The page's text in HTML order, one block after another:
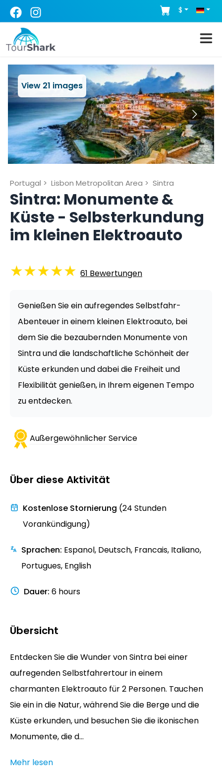
$
View 21 images
Portugal > Lisbon Metropolitan Area > Sintra
Sintra: Monumente &
Küste - Selbsterkundung
im kleinen Elektroauto
★★★★★ 61 Bewertungen
Genießen Sie ein aufregendes Selbstfahr-
Abenteuer in einem kleinen Elektroauto, bei
dem Sie die bezaubernden Monumente von
Sintra und die landschaftliche Schönheit der
Küste erkunden und dabei die Freiheit und
Flexibilität genießen, in Ihrem eigenen Tempo
zu entdecken.
Außergewöhnlicher Service
Über diese Aktivität
Kostenlose Stornierung (24 Stunden
Vorankündigung)
Sprachen: Espanol, Deutsch, Francais, Italiano,
Portugues, English
Dauer: 6 hours
Übersicht
Entdecken Sie die Wunder von Sintra bei einer
aufregenden Selbstfahrertour in einem
charmanten Elektroauto für 2 Personen. Tauchen
Sie ein in die Natur, während Sie die Berge und die
Küste erkunden, und besuchen Sie die ikonischen
Monumente, die d...
Mehr lesen